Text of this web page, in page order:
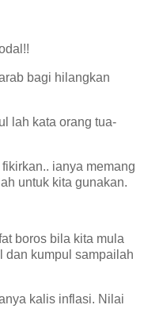
bagi hilangkan
lah kata orang tua-
ianya memang
untuk kita gunakan.
boros bila kita mula
dan kumpul sampailah
kalis inflasi. Nilai